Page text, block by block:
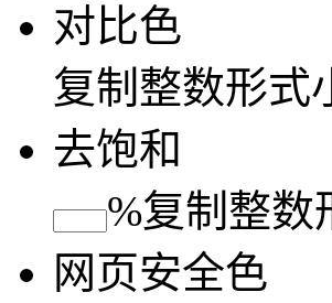
对比色
复制 整数形式
去饱和
%复制 整数
网页安全色